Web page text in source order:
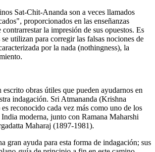
Sat-Chit-Ananda son a veces llamados
proporcionados en las enseñanzas
la impresión de sus opuestos. Es
utilizan para corregir las falsas nociones de
por la nada (nothingness), la
escrito obras útiles que pueden ayudarnos en
indagación. Sri Atmananda (Krishna
reconocido cada vez más como uno de los
India moderna, junto con Ramana Maharshi
Maharaj (1897-1981).
gran ayuda para esta forma de indagación; sus